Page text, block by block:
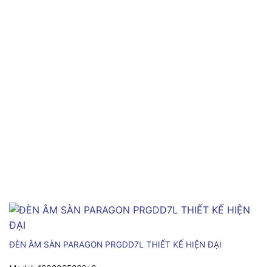
ĐÈN ÂM SÀN PARAGON PRGDD7L THIẾT KẾ HIỆN ĐẠI